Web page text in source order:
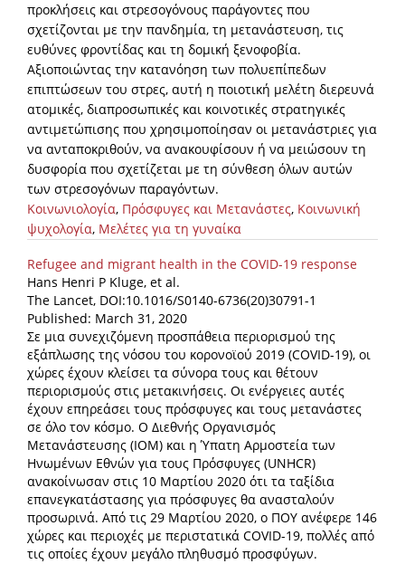
προκλήσεις και στρεσογόνους παράγοντες που
σχετίζονται με την πανδημία, τη μετανάστευση, τις
ευθύνες φροντίδας και τη δομική ξενοφοβία.
Αξιοποιώντας την κατανόηση των πολυεπίπεδων
επιπτώσεων του στρες, αυτή η ποιοτική μελέτη διερευνά
ατομικές, διαπροσωπικές και κοινοτικές στρατηγικές
αντιμετώπισης που χρησιμοποίησαν οι μετανάστριες για
να ανταποκριθούν, να ανακουφίσουν ή να μειώσουν τη
δυσφορία που σχετίζεται με τη σύνθεση όλων αυτών
των στρεσογόνων παραγόντων.
Κοινωνιολογία, Πρόσφυγες και Μετανάστες, Κοινωνική
ψυχολογία, Μελέτες για τη γυναίκα
Refugee and migrant health in the COVID-19 response
Hans Henri P Kluge, et al.
The Lancet, DOI:10.1016/S0140-6736(20)30791-1
Published: March 31, 2020
Σε μια συνεχιζόμενη προσπάθεια περιορισμού της
εξάπλωσης της νόσου του κορονοϊού 2019 (COVID-19), οι
χώρες έχουν κλείσει τα σύνορα τους και θέτουν
περιορισμούς στις μετακινήσεις. Οι ενέργειες αυτές
έχουν επηρεάσει τους πρόσφυγες και τους μετανάστες
σε όλο τον κόσμο. Ο Διεθνής Οργανισμός
Μετανάστευσης (IOM) και η Ύπατη Αρμοστεία των
Ηνωμένων Εθνών για τους Πρόσφυγες (UNHCR)
ανακοίνωσαν στις 10 Μαρτίου 2020 ότι τα ταξίδια
επανεγκατάστασης για πρόσφυγες θα ανασταλούν
προσωρινά. Από τις 29 Μαρτίου 2020, ο ΠΟΥ ανέφερε 146
χώρες και περιοχές με περιστατικά COVID-19, πολλές από
τις οποίες έχουν μεγάλο πληθυσμό προσφύγων.